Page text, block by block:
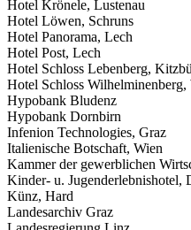
Hotel Krönele, Lustenau
Hotel Löwen, Schruns
Hotel Panorama, Lech
Hotel Post, Lech
Hotel Schloss Lebenberg,
Hotel Schloss Wilhelminenberg,
Hypobank Bludenz
Hypobank Dornbirn
Infenion Technologies, Graz
Italienische Botschaft, Wien
Kammer der gewerblichen
Kinder- u. Jugenderlebnishotel,
Künz, Hard
Landesarchiv Graz